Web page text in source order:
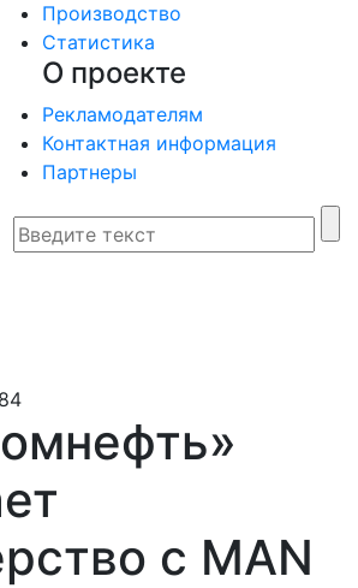
Производство
Статистика
О проекте
Рекламодателям
Контактная информация
Партнеры
с MAN